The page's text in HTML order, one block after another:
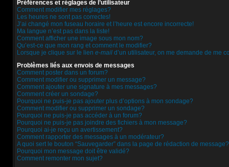
Préférences et réglages de l’utilisateur
Comment modifier mes réglages?
Les heures ne sont pas correctes!
J’ai changé mon fuseau horaire et l’heure est encore incorrecte!
Ma langue n’est pas dans la liste!
Comment afficher une image sous mon nom?
Qu’est-ce que mon rang et comment le modifier?
Lorsque je clique sur le lien e-mail d’un utilisateur, on me demande de me
Problèmes liés aux envois de messages
Comment poster dans un forum?
Comment modifier ou supprimer un message?
Comment ajouter une signature à mes messages?
Comment créer un sondage?
Pourquoi ne puis-je pas ajouter plus d’options à mon sondage?
Comment modifier ou supprimer un sondage?
Pourquoi ne puis-je pas accéder à un forum?
Pourquoi ne puis-je pas joindre des fichiers à mon message?
Pourquoi ai-je reçu un avertissement?
Comment rapporter des messages à un modérateur?
A quoi sert le bouton “Sauvegarder” dans la page de rédaction de message?
Pourquoi mon message doit être validé?
Comment remonter mon sujet?